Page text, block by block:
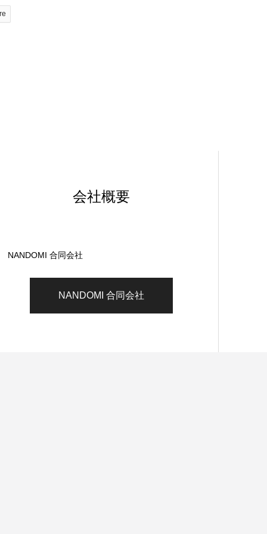
会社概要
NANDOMI 合同会社
NANDOMI 合同会社